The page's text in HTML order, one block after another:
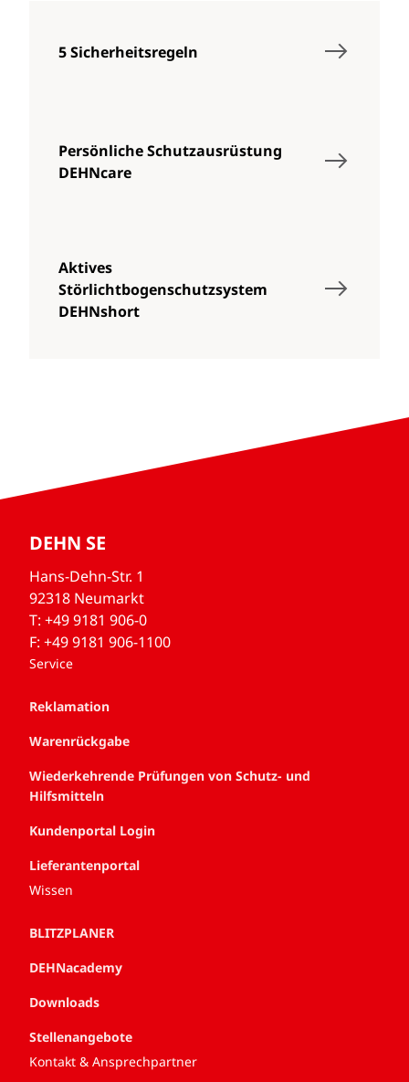
5 Sicherheitsregeln
Persönliche Schutzausrüstung
DEHNcare
Aktives
Störlichtbogenschutzsystem
DEHNshort
DEHN SE
Hans-Dehn-Str. 1
92318 Neumarkt
T: +49 9181 906-0
F: +49 9181 906-1100
Service
Reklamation
Warenrückgabe
Wiederkehrende Prüfungen von Schutz- und
Hilfsmitteln
Kundenportal Login
Lieferantenportal
Wissen
BLITZPLANER
DEHNacademy
Downloads
Stellenangebote
Kontakt & Ansprechpartner